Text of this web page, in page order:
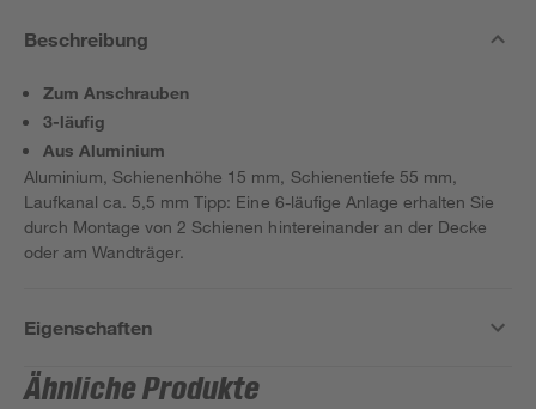
Beschreibung
Zum Anschrauben
3-läufig
Aus Aluminium
Aluminium, Schienenhöhe 15 mm, Schienentiefe 55 mm,
Laufkanal ca. 5,5 mm Tipp: Eine 6-läufige Anlage erhalten Sie
durch Montage von 2 Schienen hintereinander an der Decke
oder am Wandträger.
Eigenschaften
Ähnliche Produkte